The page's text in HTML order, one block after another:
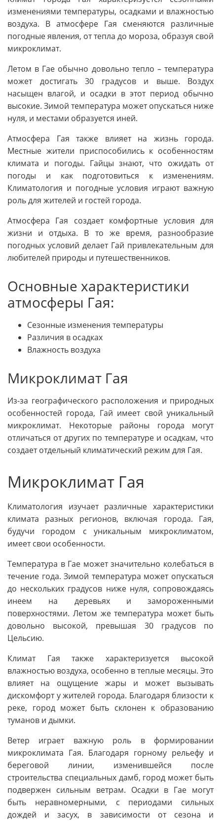
изменениями температуры, осадками и влажностью
воздуха. В атмосфере Гая сменяются различные
погодные явления, от тепла до мороза, образуя свой
микроклимат.
Летом в Гае обычно довольно тепло – температура
может достигать 30 градусов и выше. Воздух
насыщен влагой, и осадки в этот период обычно
высокие. Зимой температура может опускаться ниже
нуля, и местами образуется иней.
Атмосфера Гая также влияет на жизнь города.
Местные жители приспособились к особенностям
климата и погоды. Гайцы знают, что ожидать от
погоды и как подготовиться к изменениям.
Климатология и погодные условия играют важную
роль для жителей и гостей города.
Атмосфера Гая создает комфортные условия для
жизни и отдыха. В то же время, разнообразие
погодных условий делает Гай привлекательным для
любителей природы и путешественников.
Основные характеристики
атмосферы Гая:
Сезонные изменения температуры
Различия в осадках
Влажность воздуха
Микроклимат Гая
Из-за географического расположения и природных
особенностей города, Гай имеет свой уникальный
микроклимат. Некоторые районы города могут
отличаться от других по температуре и осадкам, что
создает отдельный климатический режим для Гая.
Микроклимат Гая
Климатология изучает различные характеристики
климата разных регионов, включая города. Гая,
будучи городом с уникальным микроклиматом,
имеет свои особенности.
Температура в Гае может значительно колебаться в
течение года. Зимой температура может опускаться
до нескольких градусов ниже нуля, сопровождаясь
инеем на деревьях и замороженными
поверхностями. Летом же температура может быть
довольно высокой, превышая 30 градусов по
Цельсию.
Климат Гая также характеризуется высокой
влажностью воздуха, особенно в теплые месяцы. Это
влияет на ощущение жары и может вызывать
дискомфорт у жителей города. Благодаря близости к
реке, город может быть склонен к образованию
туманов и дымки.
Ветер играет важную роль в формировании
микроклимата Гая. Благодаря горному рельефу и
береговой линии, изменившейся после
строительства специальных дамб, город может быть
подвержен сильным ветрам. Осадки в Гае могут
быть неравномерными, с периодами сильных
дождей и засух, в зависимости от сезона и